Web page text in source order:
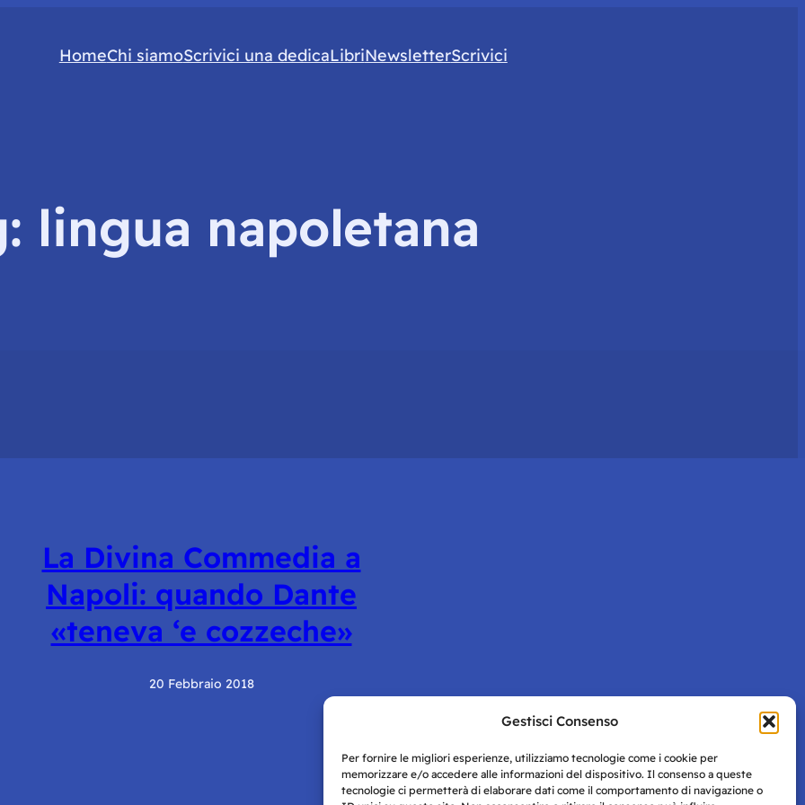
Gestisci Consenso
Per fornire le migliori esperienze, utilizziamo tecnologie come i cookie per
memorizzare e/o accedere alle informazioni del dispositivo. Il consenso a queste
tecnologie ci permetterà di elaborare dati come il comportamento di navigazione o
HomeChi siamoScrivici una dedicaLibriNewsletterScrivici
lingua napoletana
La Divina Commedia a
Napoli: quando Dante
«teneva ‘e cozzeche»
20 Febbraio 2018